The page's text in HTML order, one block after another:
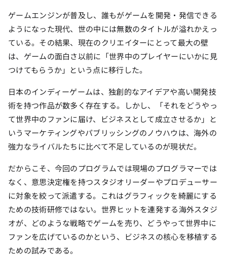
ゲームエンジンが普及し、誰もがゲームを開発・発信できる
ようになった現代、世の中には無数のタイトルが溢れかえっ
ている。その結果、現在のクリエイターにとって最大の壁
は、ゲームの面白さ以前に「世界中のプレイヤーにいかに見
つけてもらうか」という点に移行した。
日本のインディーゲームは、独創的なアイデアや高い開発技
術を持つ作品が数多く存在する。しかし、「それをどうやっ
て世界中のファンに届け、ビジネスとして成立させるか」と
いうマーケティングやパブリッシングのノウハウは、海外の
強力なライバルたちに比べて不足しているのが現状だ。
だからこそ、今回のプログラムでは現場のプログラマーでは
なく、意思決定権を持つスタジオリーダーやプロデューサー
に対象を絞って派遣する。これはグラフィックを綺麗にする
ための技術研修ではない。世界ヒットを連発する海外スタジ
オが、どのような戦略でゲームを売り、どうやって世界中に
ファンを広げているのかという、ビジネスの核心を移植する
ための試みである。